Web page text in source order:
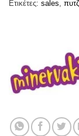
Ετικέτες: sales,